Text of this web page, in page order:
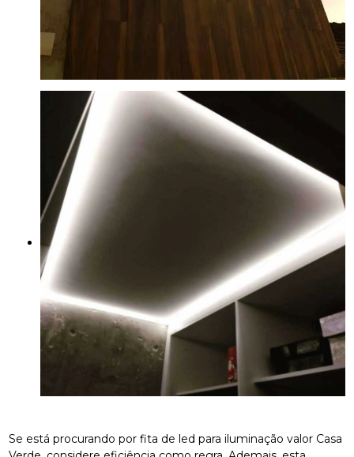
Se está procurando por fita de led para iluminação valor Casa